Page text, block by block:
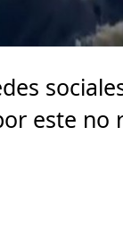
este no